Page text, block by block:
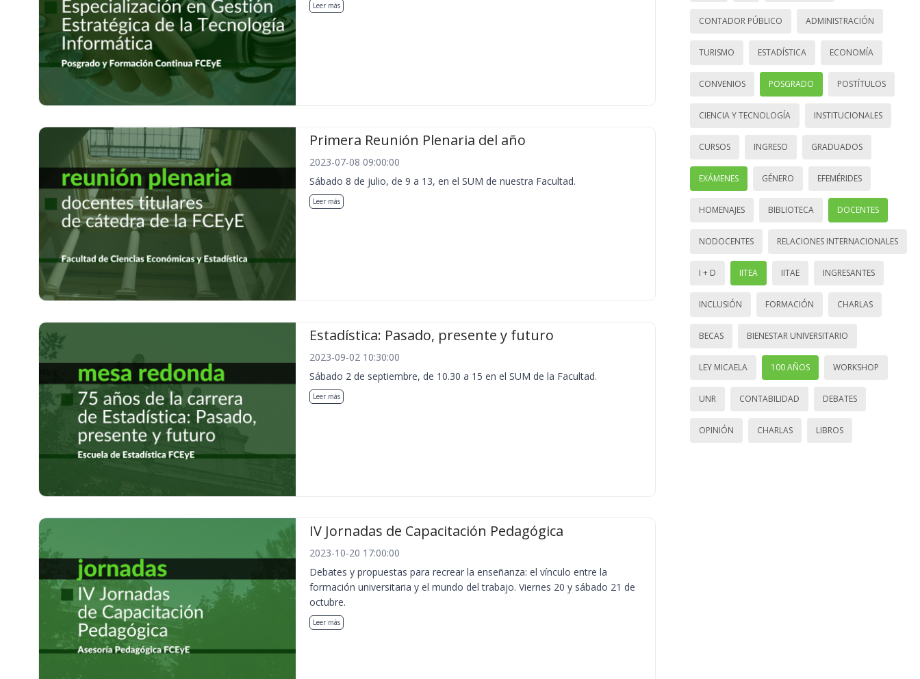
Leer más
Primera Reunión Plenaria del año
2023-07-08 09:00:00
Sábado 8 de julio, de 9 a 13, en el SUM de nuestra Facultad.
Leer más
Estadística: Pasado, presente y futuro
2023-09-02 10:30:00
Sábado 2 de septiembre, de 10.30 a 15 en el SUM de la Facultad.
Leer más
IV Jornadas de Capacitación Pedagógica
2023-10-20 17:00:00
Debates y propuestas para recrear la enseñanza: el vínculo entre la
formación universitaria y el mundo del trabajo. Viernes 20 y sábado 21 de
octubre.
Leer más
CONTADOR PÚBLICO ADMINISTRACIÓN
TURISMO ESTADÍSTICA ECONOMÍA
CONVENIOS POSGRADO POSTÍTULOS
CIENCIA Y TECNOLOGÍA INSTITUCIONALES
CURSOS INGRESO GRADUADOS
EXÁMENES GÉNERO EFEMÉRIDES
HOMENAJES BIBLIOTECA DOCENTES
NODOCENTES RELACIONES INTERNACIONALES
I + D IITEA IITAE INGRESANTES
INCLUSIÓN FORMACIÓN CHARLAS
BECAS BIENESTAR UNIVERSITARIO
LEY MICAELA 100 AÑOS WORKSHOP
UNR CONTABILIDAD DEBATES
OPINIÓN CHARLAS LIBROS